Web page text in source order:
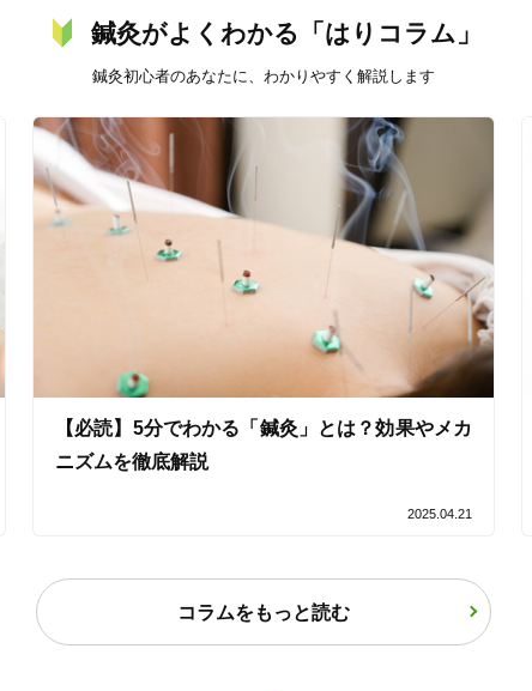
バリアフリー 個室完備
女性限定
丁寧な説明
経験豊富なスタッフ在籍
使い捨て鍼使用
鍼灸がよくわかる「はりコラム」
鍼灸初心者のあなたに、わかりやすく解説します
【必読】5分でわかる「鍼灸」とは？効果やメカ
ニズムを徹底解説
2025.04.21
コラムをもっと読む